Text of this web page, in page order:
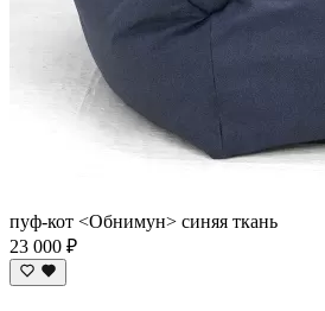
пуф-кот <Обнимун> синяя ткань
23 000 ₽